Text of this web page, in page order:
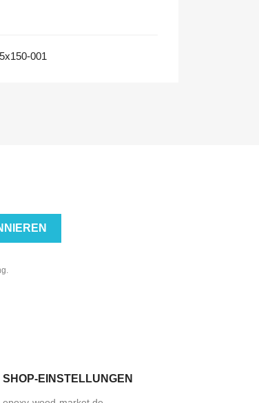
001
SHOP-EINSTELLUNGEN